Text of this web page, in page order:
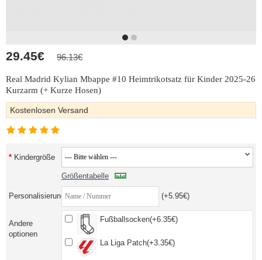
29.45€ 96.13€
Real Madrid Kylian Mbappe #10 Heimtrikotsatz für Kinder 2025-26
Kurzarm (+ Kurze Hosen)
Kostenlosen Versand
Kindergröße
Größentabelle
Personalisierung (+5.95€)
Andere
optionen
Fußballsocken(+6.35€)
La Liga Patch(+3.35€)